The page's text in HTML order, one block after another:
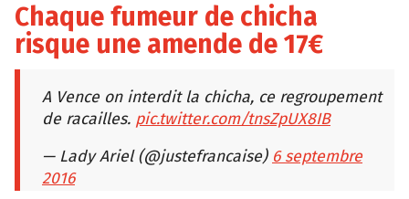
Chaque fumeur de chicha
risque une amende de 17€
A Vence on interdit la chicha, ce regroupement
de racailles. pic.twitter.com/tnsZpUX8IB
— Lady Ariel (@justefrancaise) 6 septembre
2016